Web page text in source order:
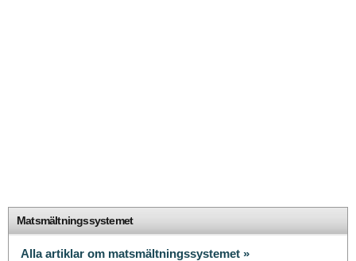
Matsmältningssystemet
Alla artiklar om matsmältningssystemet »